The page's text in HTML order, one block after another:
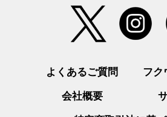
よくあるご質問 フク
会社概要